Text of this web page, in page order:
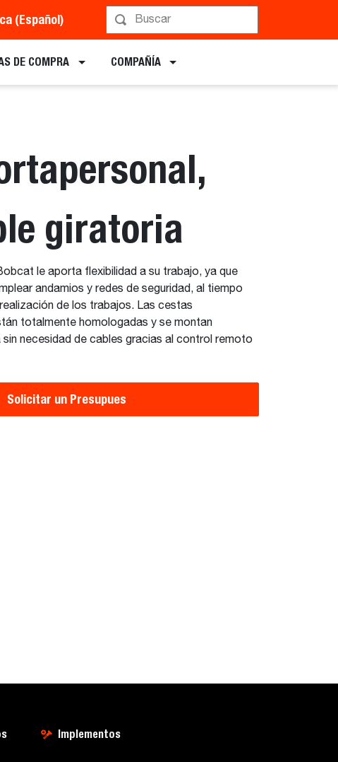
(Español)
DE COMPRA COMPAÑÍA
giratoria
le aporta flexibilidad a su trabajo, ya que
andamios y redes de seguridad, al tiempo
de los trabajos. Las cestas
totalmente homologadas y se montan
sin necesidad de cables gracias al control remoto
Solicitar un Presupues
Implementos
Implementos